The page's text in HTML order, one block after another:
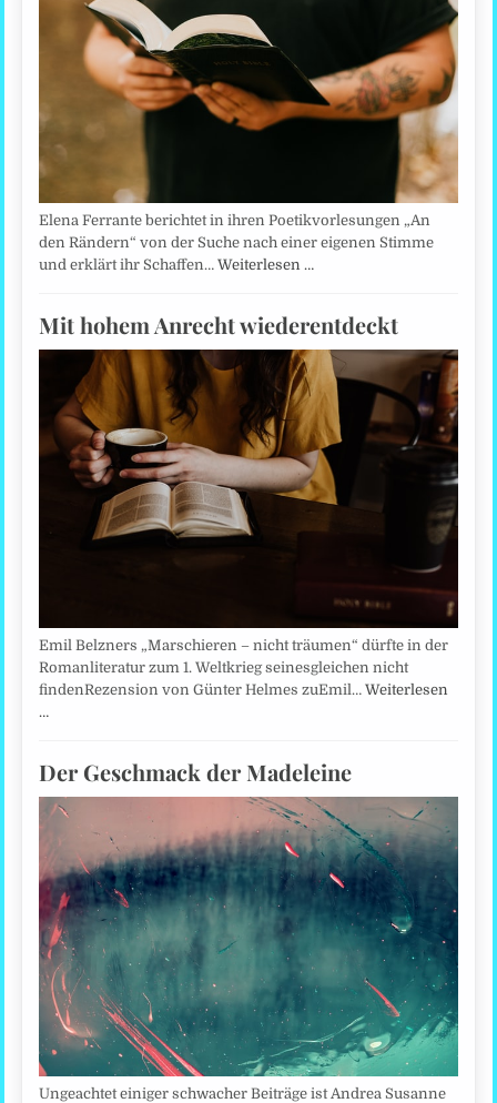
Elena Ferrante berichtet in ihren Poetikvorlesungen „An
den Rändern“ von der Suche nach einer eigenen Stimme
und erklärt ihr Schaffen…Weiterlesen …
Mit hohem Anrecht wiederentdeckt
Emil Belzners „Marschieren – nicht träumen“ dürfte in der
Romanliteratur zum 1. Weltkrieg seinesgleichen nicht
findenRezension von Günter Helmes zuEmil…Weiterlesen
…
Der Geschmack der Madeleine
Ungeachtet einiger schwacher Beiträge ist Andrea Susanne